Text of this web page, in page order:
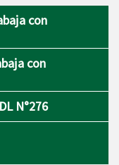
con
con
N°276